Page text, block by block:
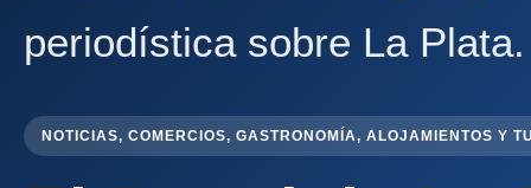
periodística sobre La Plata.
NOTICIAS, COMERCIOS, GASTRONOMÍA, ALOJAMIENTOS Y